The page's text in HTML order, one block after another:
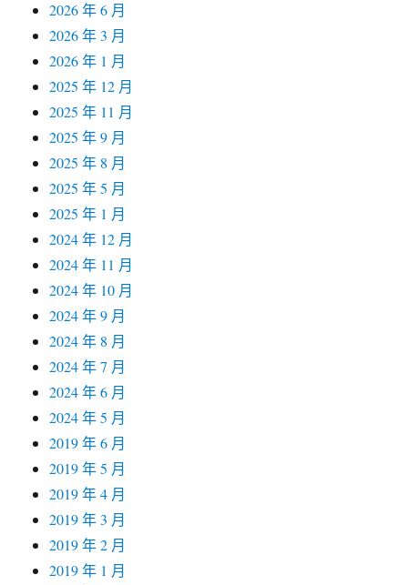
2026 年 6 月
2026 年 3 月
2026 年 1 月
2025 年 12 月
2025 年 11 月
2025 年 9 月
2025 年 8 月
2025 年 5 月
2025 年 1 月
2024 年 12 月
2024 年 11 月
2024 年 10 月
2024 年 9 月
2024 年 8 月
2024 年 7 月
2024 年 6 月
2024 年 5 月
2019 年 6 月
2019 年 5 月
2019 年 4 月
2019 年 3 月
2019 年 2 月
2019 年 1 月